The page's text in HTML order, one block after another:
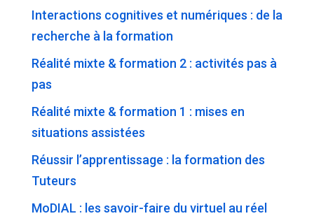
Interactions cognitives et numériques : de la
recherche à la formation
Réalité mixte & formation 2 : activités pas à
pas
Réalité mixte & formation 1 : mises en
situations assistées
Réussir l’apprentissage : la formation des
Tuteurs
MoDIAL : les savoir-faire du virtuel au réel